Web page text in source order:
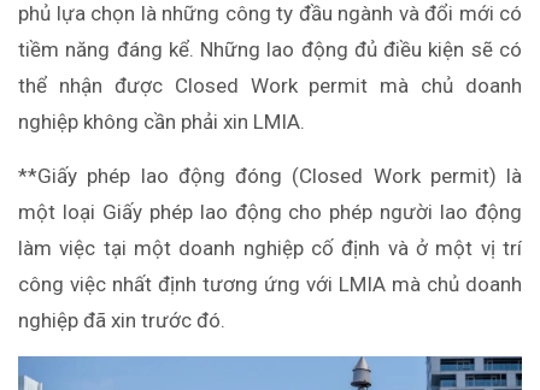
phủ lựa chọn là những công ty đầu ngành và đổi mới có
tiềm năng đáng kể. Những lao động đủ điều kiện sẽ có
thể nhận được Closed Work permit mà chủ doanh
nghiệp không cần phải xin LMIA.
**Giấy phép lao động đóng (Closed Work permit) là
một loại Giấy phép lao động cho phép người lao động
làm việc tại một doanh nghiệp cố định và ở một vị trí
công việc nhất định tương ứng với LMIA mà chủ doanh
nghiệp đã xin trước đó.